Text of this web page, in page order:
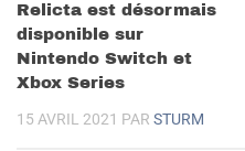
Relicta est désormais
disponible sur
Nintendo Switch et
Xbox Series
15 AVRIL 2021 PAR STURM